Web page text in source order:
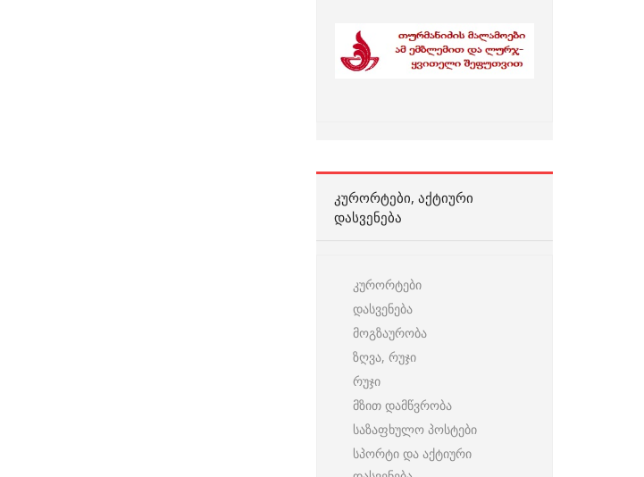
ᲙᲣᲠᲝᲠᲢᲔᲑᲘ, ᲐᲥᲢᲘᲣᲠᲘ
ᲓᲐᲡᲕᲔᲜᲔᲑᲐ
კურორტები
დასვენება
მოგზაურობა
ზღვა, რუჯი
რუჯი
მზით დამწვრობა
საზაფხულო პოსტები
სპორტი და აქტიური